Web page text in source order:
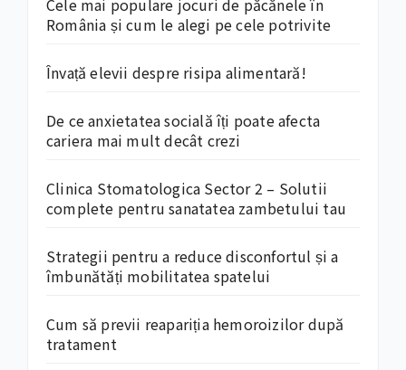
România și cum le alegi pe cele potrivite
Învață elevii despre risipa alimentară!
De ce anxietatea socială îți poate afecta
cariera mai mult decât crezi
Clinica Stomatologica Sector 2 – Solutii
complete pentru sanatatea zambetului tau
Strategii pentru a reduce disconfortul și a
îmbunătăți mobilitatea spatelui
Cum să previi reapariția hemoroizilor după
tratament